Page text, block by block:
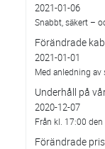
2021-01-06
Snabbt, säkert –
Förändrade
2021-01-01
Med anledning av
Underhåll på
2020-12-07
Från kl. 17:00
Förändrade